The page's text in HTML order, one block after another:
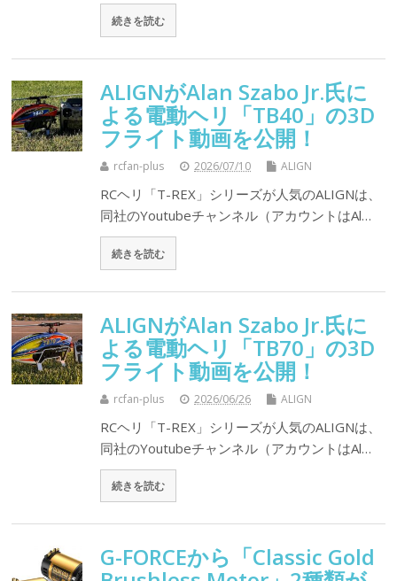
続きを読む
ALIGNがAlan Szabo Jr.氏に
よる電動ヘリ「TB40」の3D
フライト動画を公開！
rcfan-plus 2026/07/10 ALIGN
RCヘリ「T-REX」シリーズが人気のALIGNは、
同社のYoutubeチャンネル（アカウントはAl…
続きを読む
ALIGNがAlan Szabo Jr.氏に
よる電動ヘリ「TB70」の3D
フライト動画を公開！
rcfan-plus 2026/06/26 ALIGN
RCヘリ「T-REX」シリーズが人気のALIGNは、
同社のYoutubeチャンネル（アカウントはAl…
続きを読む
G-FORCEから「Classic Gold